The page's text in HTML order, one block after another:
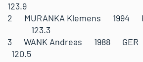
123.9
2 MURANKA Klemens
123.3
3 WANK Andreas 1988
120.5